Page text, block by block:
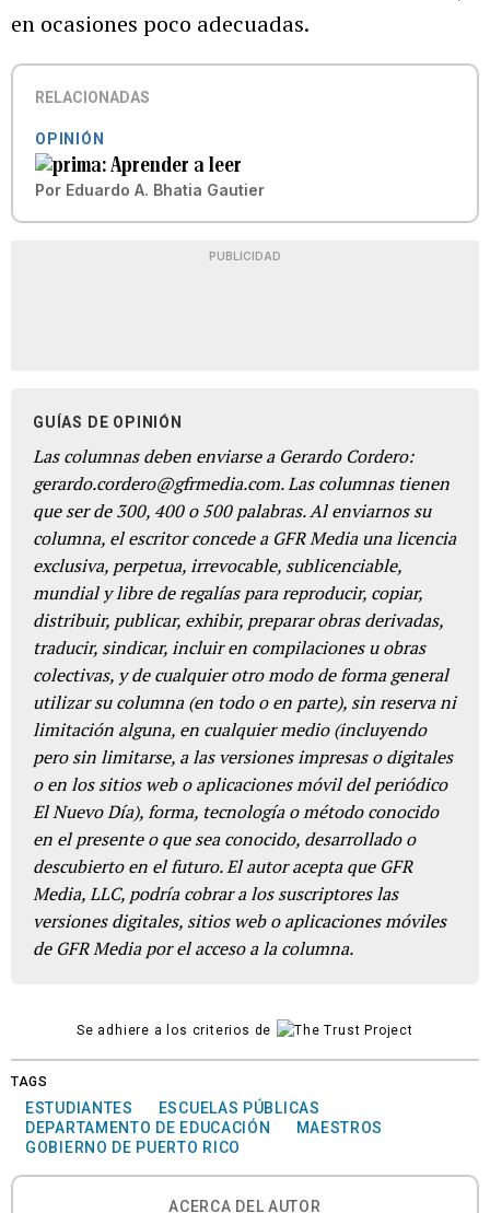
en ocasiones poco adecuadas.
RELACIONADAS
OPINIÓN
Aprender a leer
Por Eduardo A. Bhatia Gautier
PUBLICIDAD
GUÍAS DE OPINIÓN
Las columnas deben enviarse a Gerardo Cordero:
gerardo.cordero@gfrmedia.com. Las columnas tienen
que ser de 300, 400 o 500 palabras. Al enviarnos su
columna, el escritor concede a GFR Media una licencia
exclusiva, perpetua, irrevocable, sublicenciable,
mundial y libre de regalías para reproducir, copiar,
distribuir, publicar, exhibir, preparar obras derivadas,
traducir, sindicar, incluir en compilaciones u obras
colectivas, y de cualquier otro modo de forma general
utilizar su columna (en todo o en parte), sin reserva ni
limitación alguna, en cualquier medio (incluyendo
pero sin limitarse, a las versiones impresas o digitales
o en los sitios web o aplicaciones móvil del periódico
El Nuevo Día), forma, tecnología o método conocido
en el presente o que sea conocido, desarrollado o
descubierto en el futuro. El autor acepta que GFR
Media, LLC, podría cobrar a los suscriptores las
versiones digitales, sitios web o aplicaciones móviles
de GFR Media por el acceso a la columna.
Se adhiere a los criterios de
TAGS
ESTUDIANTES
ESCUELAS PÚBLICAS
DEPARTAMENTO DE EDUCACIÓN
MAESTROS
GOBIERNO DE PUERTO RICO
ACERCA DEL AUTOR